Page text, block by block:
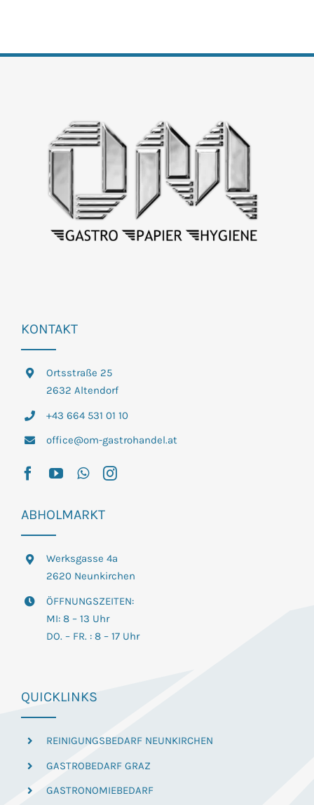
KONTAKT
Ortsstraße 25
2632 Altendorf
+43 664 531 01 10
office@om-gastrohandel.at
ABHOLMARKT
Werksgasse 4a
2620 Neunkirchen
ÖFFNUNGSZEITEN:
MI: 8 – 13 Uhr
DO. – FR. : 8 – 17 Uhr
QUICKLINKS
REINIGUNGSBEDARF NEUNKIRCHEN
GASTROBEDARF GRAZ
GASTRONOMIEBEDARF